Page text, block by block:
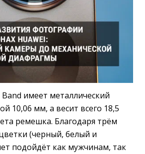
Band имеет металлический
10,06 мм, а весит всего 18,5
ремешка. Благодаря трём
(черный, белый и
подойдёт как мужчинам, так